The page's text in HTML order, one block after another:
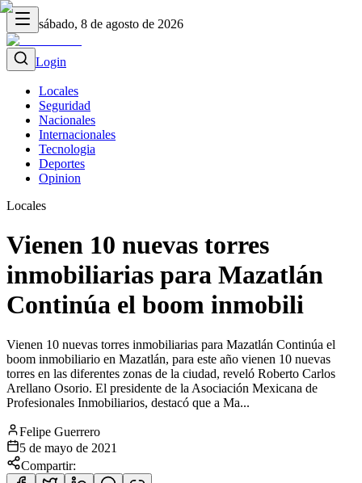
sábado, 8 de agosto de 2026
Login
Locales
Seguridad
Nacionales
Internacionales
Tecnologia
Deportes
Opinion
Locales
Vienen 10 nuevas torres
inmobiliarias para Mazatlán
Continúa el boom inmobili
Vienen 10 nuevas torres inmobiliarias para Mazatlán Continúa el
boom inmobiliario en Mazatlán, para este año vienen 10 nuevas
torres en las diferentes zonas de la ciudad, reveló Roberto Carlos
Arellano Osorio. El presidente de la Asociación Mexicana de
Profesionales Inmobiliarios, destacó que a Ma...
Felipe Guerrero
5 de mayo de 2021
Compartir: